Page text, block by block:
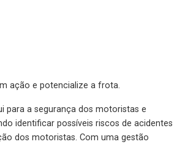
ação e potencialize a frota.
para a segurança dos motoristas e
identificar possíveis riscos de acidentes
dos motoristas. Com uma gestão